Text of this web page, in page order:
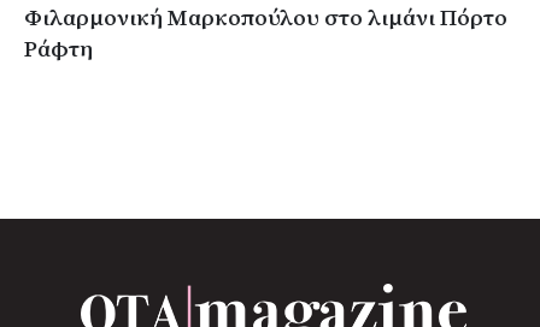
Φιλαρμονική Μαρκοπούλου στο λιμάνι Πόρτο
Ράφτη